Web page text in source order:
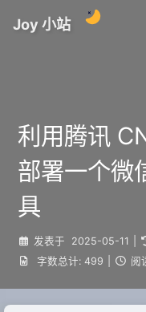
Joy 小站
利用腾讯
部署一个微
具
发表于 2025-05-11
字数总计: 499 阅